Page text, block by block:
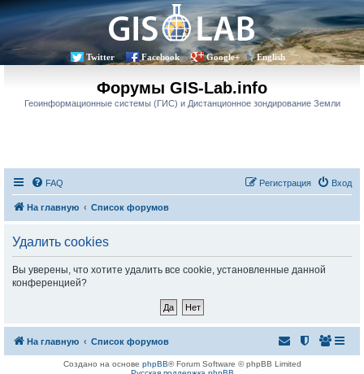
Twitter Facebook Google+ English
Форумы GIS-Lab.info
Геоинформационные системы (ГИС) и Дистанционное зондирование Земли
FAQ Вход
Регистрация
На главную Список форумов
Удалить cookies
Вы уверены, что хотите удалить все cookie, установленные данной
конференцией?
На главную Список форумов
Создано на основе phpBB® Forum Software © phpBB Limited